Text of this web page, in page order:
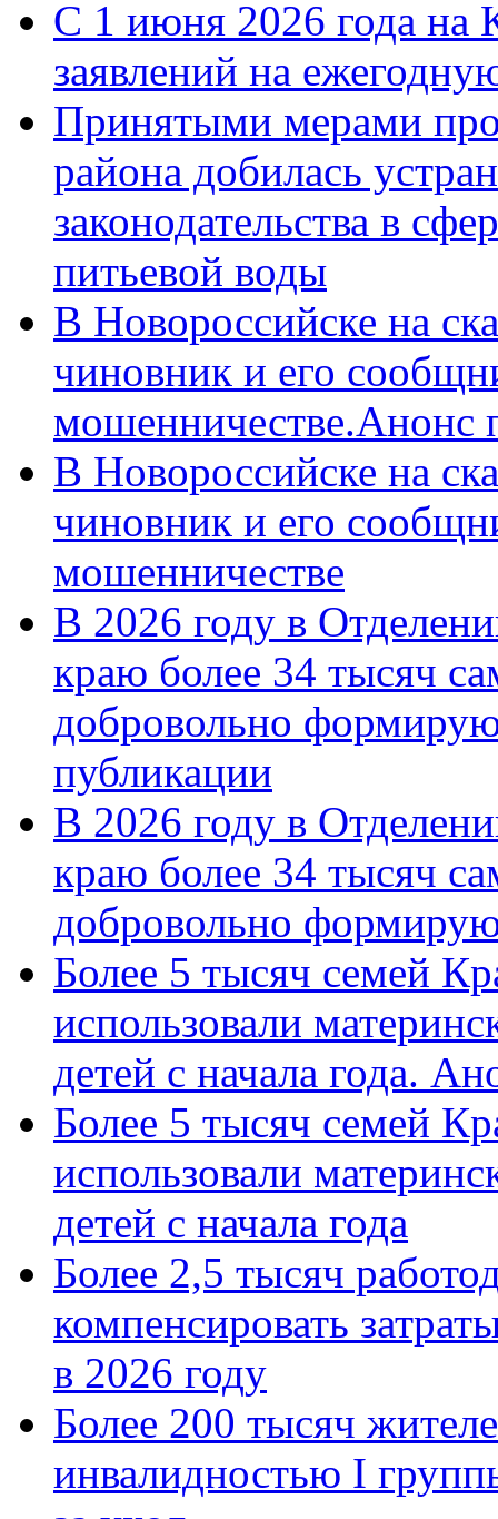
С 1 июня 2026 года на
заявлений на
Принятыми мерами
района добилась
законодательства в
питьевой воды
В Новороссийске на
чиновник и его
мошенничестве.Анонс
В Новороссийске на
чиновник и его
мошенничестве
В 2026 году в
краю более 34 тысяч
добровольно
публикации
В 2026 году в
краю более 34 тысяч
добровольно
Более 5 тысяч семей
использовали
детей с начала года.
Более 5 тысяч семей
использовали
детей с начала года
Более 2,5 тысяч
компенсировать
в 2026 году
Более 200 тысяч
инвалидностью I